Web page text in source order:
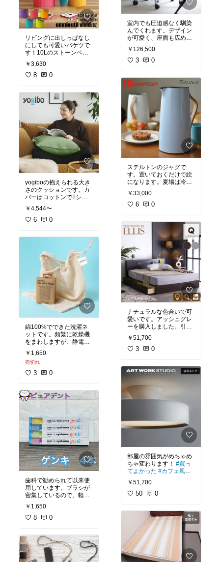
リビングに出しっぱなし
にしても可愛いバケツで
す！10Lのストーンベー
ジュ色を持っています
が、部屋に良く馴染んで
くれて、家具の一部にな
￥3,630
8 0
yogiboの抱えられる大き
さのクッションです。カ
バーはコットンでTシャ
ツのような生地です。中
のビーズは詰まっていて
ハリがあります。ソファ
れますし、作りが全体的
にしっかりしています。
￥4,544〜
6 0
綿100%でできた洗濯ネ
ットです。頻繁に乾燥機
をまわしますが、静電気
が発生しにくく、快適に
使用できます。
てよかった
￥1,650
売切れ
3 0
歯科で勧められて以来使
用しています。ブラシが
密集しているので、軽い
力で磨きやすいです。汚
れがごっそり取れる実感
がちゃんとあります。
入っています。
おすすめです！#買って
よかった
￥1,650
8 0
室内でも圧迫感なく馴染
んでくれます。デザイン
が可愛く、座面も広め、
背もたれもしなってくれ
ます。座面高は42.5cmか
ら調節可能ですが、身長
きています。おすすめで
￥126,500
3 0
ステルトンのジャグで
す。置いておくだけで絵
になります。夏場は冷た
さがキープされて、持ち
手もよく手になじんで使
用しやすいです。出しっ
#買ってよかった
￥33,000
6 0
ナチュラルな色合いで可
愛いです。アッシュグレ
ーを購入しました。引き
出し、ヘッド、フット、
すのこ部分にしかパーツ
が分かれていないため、
#買ってよかった
￥51,700
3 0
部屋の雰囲気がめちゃめ
ちゃ変わります！ #買っ
てよかった #カフェ風イ
ンテリア
ノトーンインテリア
光機能付き
￥51,700
50 0